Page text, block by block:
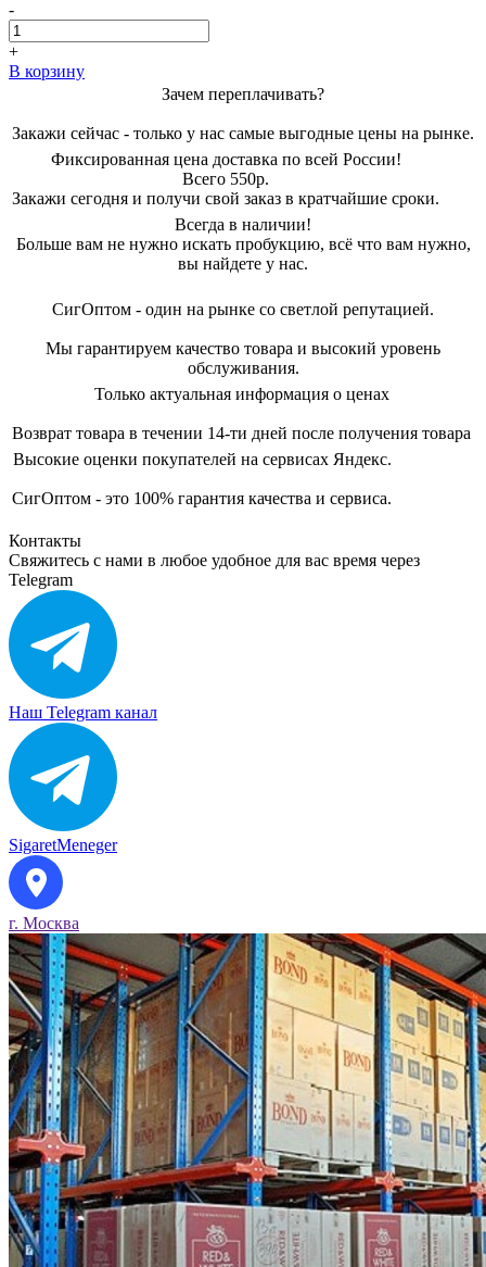
составляла
1650,00 ₽.
908,00 ₽.
-
+
В корзину
Зачем переплачивать?
Закажи сейчас - только у нас самые выгодные цены на рынке.
Фиксированная цена доставка по всей России!
Всего 550р.
Закажи сегодня и получи свой заказ в кратчайшие сроки.
Всегда в наличии!
Больше вам не нужно искать пробукцию, всё что вам нужно,
вы найдете у нас.
СигОптом - один на рынке со светлой репутацией.
Мы гарантируем качество товара и высокий уровень
обслуживания.
Только актуальная информация о ценах
Возврат товара в течении 14-ти дней после получения товара
Высокие оценки покупателей на сервисах Яндекс.
СигОптом - это 100% гарантия качества и сервиса.
Контакты
Свяжитесь с нами в любое удобное для вас время через
Telegram
Наш Telegram канал
SigaretMeneger
г. Москва